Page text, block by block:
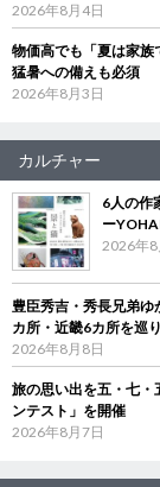
2026年8月4日
物価高でも「夏は家
猛暑への備えも必須
2026年8月3日
カルチャー
6人の作
ー
2026年8
豊臣秀吉・秀長兄弟
カ所・近畿6カ所を巡
2026年8月8日
旅の思い出を五・七
ンテスト」を開催
2026年8月7日